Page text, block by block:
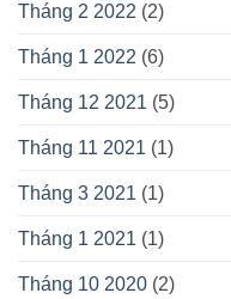
Tháng 2 2022 (2)
Tháng 1 2022 (6)
Tháng 12 2021 (5)
Tháng 11 2021 (1)
Tháng 3 2021 (1)
Tháng 1 2021 (1)
Tháng 10 2020 (2)